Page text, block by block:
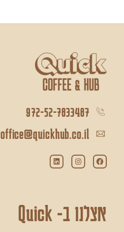
972-52-7833487
office@quickhub.co.il
אצלנו ב- Quick